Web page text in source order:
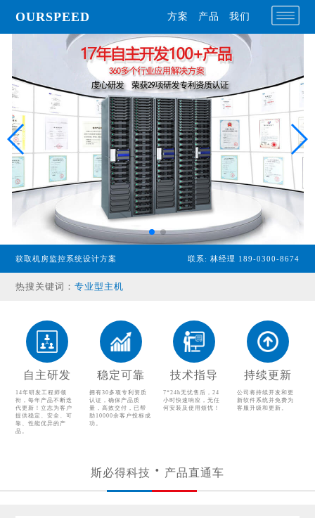
OURSPEED 方案 产品 我们
获取机房监控系统设计方案 联系: 林经理 189-0300-8674
热搜关键词：
温湿度传感器
配电监控设备
气体监控设备
其他配件产品
自主研发
14年研发工程师领
衔，每年产品不断迭
代更新！立志为客户
提供稳定、安全、可
靠、性能优异的产
品。
稳定可靠
拥有30多项专利资质
认证，确保产品质
量，高效交付，已帮
助10000余客户投标成
功。
技术指导
7*24h无忧售后，24
小时快速响应，无任
何安装及使用烦忧！
持续更新
公司将持续开发和更
新软件系统并免费为
客服升级和更新。
斯必得科技 产品直通车